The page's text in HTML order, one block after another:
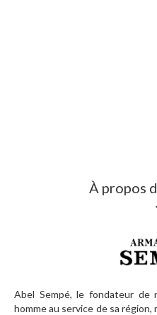
À propos
Abel Sempé, le fondateur
homme au service de sa